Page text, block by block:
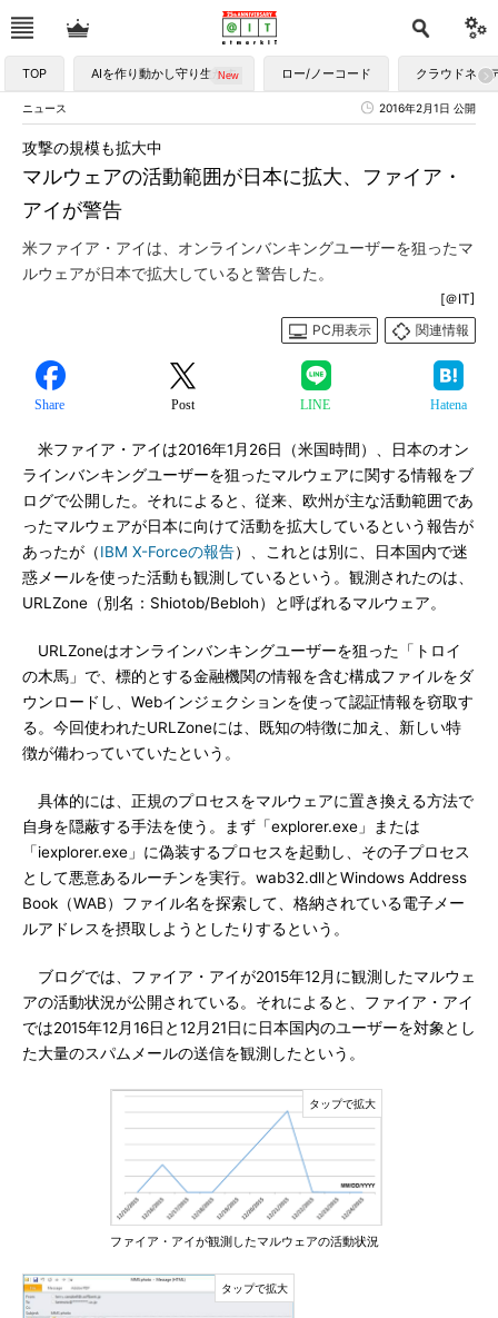
TOP AIを作り動かし守り生かす ロー/ノーコード クラウドネイ
ニュース 2016年2月1日 公開
マルウェアの活動範囲が日本に拡大、ファイア・
アイが警告
攻撃の規模も拡大中
米ファイア・アイは、オンラインバンキングユーザーを狙ったマ
ルウェアが日本で拡大していると警告した。
[＠IT]
PC用表示
関連情報
Share Post LINE Hatena
米ファイア・アイは2016年1月26日（米国時間）、日本のオン
ラインバンキングユーザーを狙ったマルウェアに関する情報をブ
ログで公開した。それによると、従来、欧州が主な活動範囲であ
ったマルウェアが日本に向けて活動を拡大しているという報告が
あったが（IBM X-Forceの報告）、これとは別に、日本国内で迷
惑メールを使った活動も観測しているという。観測されたのは、
URLZone（別名：Shiotob/Bebloh）と呼ばれるマルウェア。
URLZoneはオンラインバンキングユーザーを狙った「トロイ
の木馬」で、標的とする金融機関の情報を含む構成ファイルをダ
ウンロードし、Webインジェクションを使って認証情報を窃取す
る。今回使われたURLZoneには、既知の特徴に加え、新しい特
徴が備わっていていたという。
具体的には、正規のプロセスをマルウェアに置き換える方法で
自身を隠蔽する手法を使う。まず「explorer.exe」または
「iexplorer.exe」に偽装するプロセスを起動し、その子プロセス
として悪意あるルーチンを実行。wab32.dllとWindows Address
Book（WAB）ファイル名を探索して、格納されている電子メー
ルアドレスを摂取しようとしたりするという。
ブログでは、ファイア・アイが2015年12月に観測したマルウェ
アの活動状況が公開されている。それによると、ファイア・アイ
では2015年12月16日と12月21日に日本国内のユーザーを対象とし
た大量のスパムメールの送信を観測したという。
ファイア・アイが観測したマルウェアの活動状況